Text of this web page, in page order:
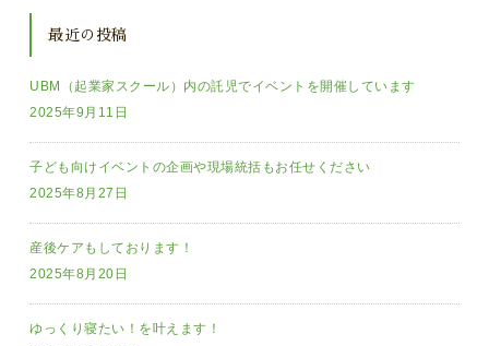
最近の投稿
UBM（起業家スクール）内の託児でイベントを開催しています
2025年9月11日
子ども向けイベントの企画や現場統括もお任せください
2025年8月27日
産後ケアもしております！
2025年8月20日
ゆっくり寝たい！を叶えます！